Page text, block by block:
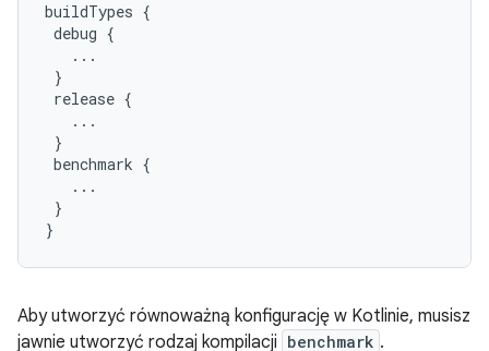
buildTypes {
debug {
...
}
release {
...
}
benchmark {
...
}
}
Aby utworzyć równoważną konfigurację w Kotlinie, musisz
jawnie utworzyć rodzaj kompilacji benchmark .